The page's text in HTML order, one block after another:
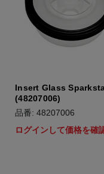
Insert Glass
(48207006)
品番: 48207006
ログインして価格を確